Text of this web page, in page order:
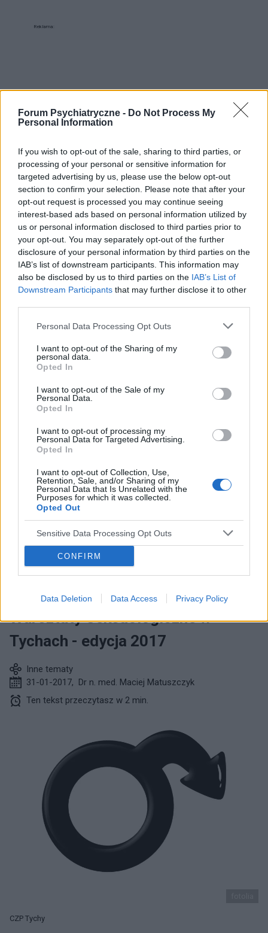
Forum Psychiatryczne - Do Not Process My
Personal Information
If you wish to opt-out of the sale, sharing to third parties, or
processing of your personal or sensitive information for
targeted advertising by us, please use the below opt-out
section to confirm your selection. Please note that after your
opt-out request is processed you may continue seeing
interest-based ads based on personal information utilized by
us or personal information disclosed to third parties prior to
your opt-out. You may separately opt-out of the further
disclosure of your personal information by third parties on the
IAB’s list of downstream participants. This information may
also be disclosed by us to third parties on the IAB’s List of
Downstream Participants that may further disclose it to other
Personal Data Processing Opt Outs
I want to opt-out of the Sharing of my
personal data.
Opted In
I want to opt-out of the Sale of my
Personal Data.
Opted In
I want to opt-out of processing my
Personal Data for Targeted Advertising.
Opted In
I want to opt-out of Collection, Use,
Retention, Sale, and/or Sharing of my
Personal Data that Is Unrelated with the
Purposes for which it was collected.
Opted Out
Sensitive Data Processing Opt Outs
CONFIRM
Data Deletion Data Access Privacy Policy
Reklama:
Reklama:
Przeczytaj następny tekst z kategorii:
INNE TEMATY
Warsztaty Seksuologiczne w
Tychach - edycja 2017
Inne tematy
31-01-2017, Dr n. med. Maciej Matuszczyk
Ten tekst przeczytasz w 2 min.
CZP Tychy